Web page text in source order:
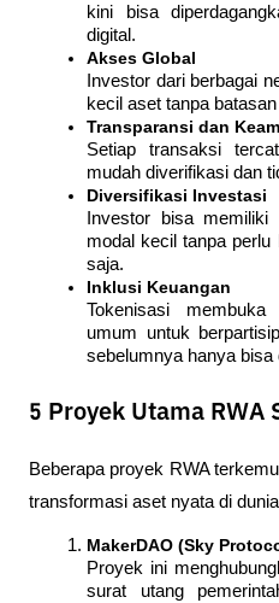
kini bisa
digital.
Akses Global
Investor dari berbagai
kecil aset tanpa
Transparansi dan
Setiap transaksi
mudah diverifikasi dan
Diversifikasi Investasi
Investor bisa
modal kecil tanpa
saja.
Inklusi Keuangan
Tokenisasi
umum untuk
sebelumnya hanya bisa
5 Proyek Utama RWA
Beberapa proyek RWA
transformasi aset nyata di
MakerDAO (Sky
Proyek ini
surat utang